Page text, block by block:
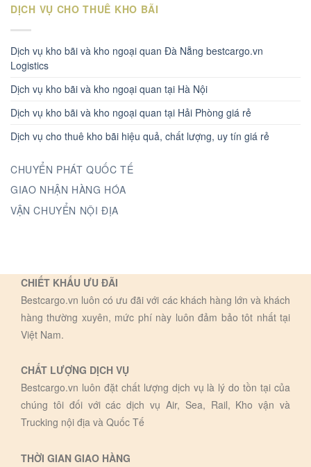
DỊCH VỤ CHO THUÊ KHO BÃI
Dịch vụ kho bãi và kho ngoại quan Đà Nẵng bestcargo.vn
Logistics
Dịch vụ kho bãi và kho ngoại quan tại Hà Nội
Dịch vụ kho bãi và kho ngoại quan tại Hải Phòng giá rẻ
Dịch vụ cho thuê kho bãi hiệu quả, chất lượng, uy tín giá rẻ
CHUYỂN PHÁT QUỐC TẾ
GIAO NHẬN HÀNG HÓA
VẬN CHUYỂN NỘI ĐỊA
CHIẾT KHẤU ƯU ĐÃI
Bestcargo.vn luôn có ưu đãi với các khách hàng lớn và khách
hàng thường xuyên, mức phí này luôn đảm bảo tôt nhất tại
Việt Nam.
CHẤT LƯỢNG DỊCH VỤ
Bestcargo.vn luôn đặt chất lượng dịch vụ là lý do tồn tại của
chúng tôi đối với các dịch vụ Air, Sea, Rail, Kho vận và
Trucking nội địa và Quốc Tế
THỜI GIAN GIAO HÀNG